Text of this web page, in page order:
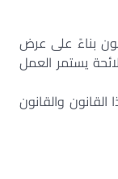
بناءً على عرض
يستمر العمل
القانون والقانون